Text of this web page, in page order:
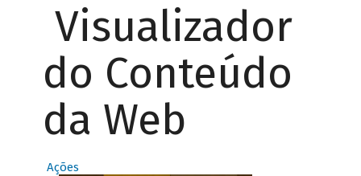
Visualizador
do Conteúdo
da Web
Ações